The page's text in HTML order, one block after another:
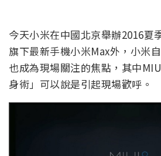
今天小米在中國北京舉辦2016夏
旗下最新手機小米Max外，小米
也成為現場關注的焦點，其中
身術」可以說是引起現場歡呼。